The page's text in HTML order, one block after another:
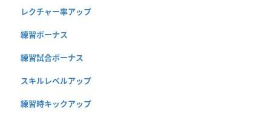
レクチャー率アップ
練習ボーナス
練習試合ボーナス
スキルレベルアップ
練習時キックアップ